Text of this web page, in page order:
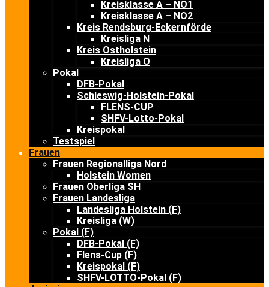
Kreisklasse A – NO1
Kreisklasse A – NO2
Kreis Rendsburg-Eckernförde
Kreisliga N
Kreis Ostholstein
Kreisliga O
Pokal
DFB-Pokal
Schleswig-Holstein-Pokal
FLENS-CUP
SHFV-Lotto-Pokal
Kreispokal
Testspiel
Frauen
Frauen Regionalliga Nord
Holstein Women
Frauen Oberliga SH
Frauen Landesliga
Landesliga Holstein (F)
Kreisliga (W)
Pokal (F)
DFB-Pokal (F)
Flens-Cup (F)
Kreispokal (F)
SHFV-LOTTO-Pokal (F)